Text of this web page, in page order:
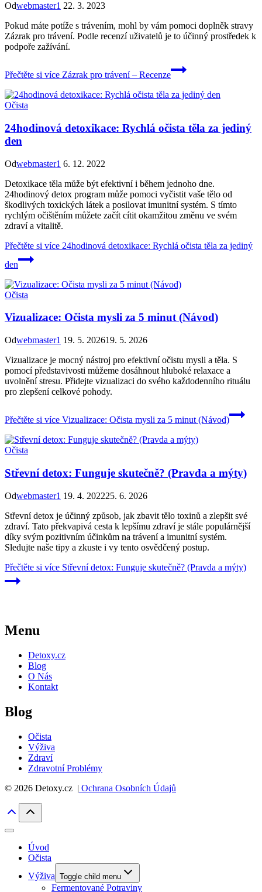
Odwebmaster1 22. 3. 2023
Pokud máte potíže s trávením, mohl by vám pomoci doplněk stravy
Zázrak pro trávení. Podle recenzí uživatelů je to účinný prostředek k
podpoře zažívání.
Přečtěte si více Zázrak pro trávení – Recenze
Očista
24hodinová detoxikace: Rychlá očista těla za jediný
den
Odwebmaster1 6. 12. 2022
Detoxikace těla může být efektivní i během jednoho dne.
24hodinový detox program může pomoci vyčistit vaše tělo od
škodlivých toxických látek a posilovat imunitní systém. S tímto
rychlým očištěním můžete začít cítit okamžitou změnu ve svém
zdraví a vitalitě.
Přečtěte si více 24hodinová detoxikace: Rychlá očista těla za jediný
den
Očista
Vizualizace: Očista mysli za 5 minut (Návod)
Odwebmaster1 19. 5. 202619. 5. 2026
Vizualizace je mocný nástroj pro efektivní očistu mysli a těla. S
pomocí představivosti můžeme dosáhnout hluboké relaxace a
uvolnění stresu. Přidejte vizualizaci do svého každodenního rituálu
pro zlepšení celkové pohody.
Přečtěte si více Vizualizace: Očista mysli za 5 minut (Návod)
Očista
Střevní detox: Funguje skutečně? (Pravda a mýty)
Odwebmaster1 19. 4. 202225. 6. 2026
Střevní detox je účinný způsob, jak zbavit tělo toxinů a zlepšit své
zdraví. Tato překvapivá cesta k lepšímu zdraví je stále populárnější
díky svým pozitivním účinkům na trávení a imunitní systém.
Sledujte naše tipy a zkuste i vy tento osvědčený postup.
Přečtěte si více Střevní detox: Funguje skutečně? (Pravda a mýty)
Menu
Detoxy.cz
Blog
O Nás
Kontakt
Blog
Očista
Výživa
Zdraví
Zdravotní Problémy
© 2026 Detoxy.cz | Ochrana Osobních Údajů
Úvod
Očista
Výživa Toggle child menu
Fermentované Potraviny